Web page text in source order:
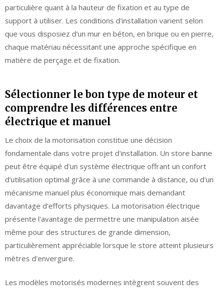
particulière quant à la hauteur de fixation et au type de
support à utiliser. Les conditions d'installation varient selon
que vous disposiez d'un mur en béton, en brique ou en pierre,
chaque matériau nécessitant une approche spécifique en
matière de perçage et de fixation.
Sélectionner le bon type de moteur et
comprendre les différences entre
électrique et manuel
Le choix de la motorisation constitue une décision
fondamentale dans votre projet d'installation. Un store banne
peut être équipé d'un système électrique offrant un confort
d'utilisation optimal grâce à une commande à distance, ou d'un
mécanisme manuel plus économique mais demandant
davantage d'efforts physiques. La motorisation électrique
présente l'avantage de permettre une manipulation aisée
même pour des structures de grande dimension,
particulièrement appréciable lorsque le store atteint plusieurs
mètres d'envergure.
Les modèles motorisés modernes intègrent souvent des